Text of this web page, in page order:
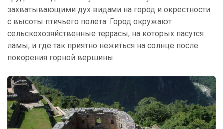
захватывающими дух видами на город и окрестности
с высоты птичьего полета. Город окружают
сельскохозяйственные террасы, на которых пасутся
ламы, и где так приятно нежиться на солнце после
покорения горной вершины.